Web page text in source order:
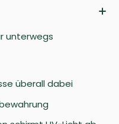
unterwegs
überall dabei